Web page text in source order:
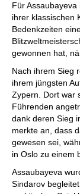
Für
ihrer klassischen
Bedenkzeiten
gewonnen hat,
Nach ihrem Sieg
ihrem jüngsten
Zypern. Dort war
Führenden
dank deren Sieg
merkte an, dass
gewesen sei,
in Oslo zu einem
Assaubayeva
Sindarov